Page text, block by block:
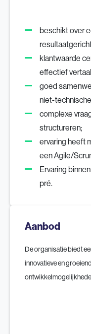
beschikt over
klantwaarde
effectief
goed
niet-technische
complexe
structureren;
ervaring heeft
een Agile/
Ervaring
pré.
Aanbod
De organisatie biedt
innovatieve en